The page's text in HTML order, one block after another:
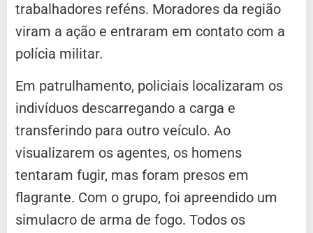
trabalhadores reféns. Moradores da região
viram a ação e entraram em contato com a
polícia militar.
Em patrulhamento, policiais localizaram os
indivíduos descarregando a carga e
transferindo para outro veículo. Ao
visualizarem os agentes, os homens
tentaram fugir, mas foram presos em
flagrante. Com o grupo, foi apreendido um
simulacro de arma de fogo. Todos os